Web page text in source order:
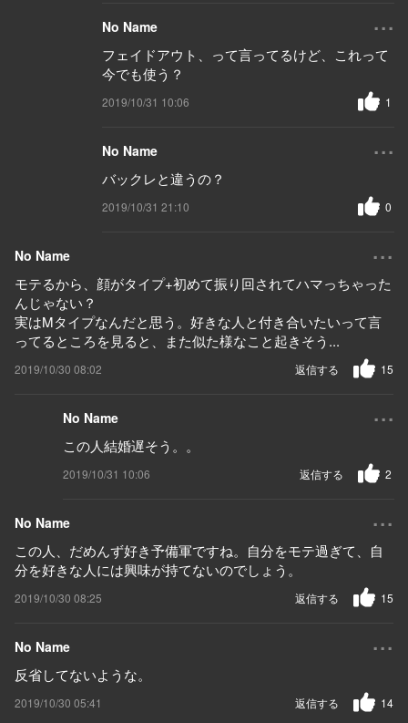
No Name ...
フェイドアウト、って言ってるけど、これって
今でも使う？
2019/10/31 10:06 1
No Name ...
バックレと違うの？
2019/10/31 21:10 0
No Name ...
モテるから、顔がタイプ+初めて振り回されてハマっちゃった
んじゃない？
実はMタイプなんだと思う。好きな人と付き合いたいって言
ってるところを見ると、また似た様なこと起きそう...
2019/10/30 08:02 15
返信する
No Name ...
この人結婚遅そう。。
2019/10/31 10:06 2
返信する
No Name ...
この人、だめんず好き予備軍ですね。自分をモテ過ぎて、自
分を好きな人には興味が持てないのでしょう。
2019/10/30 08:25 15
返信する
No Name ...
反省してないような。
2019/10/30 05:41 14
返信する